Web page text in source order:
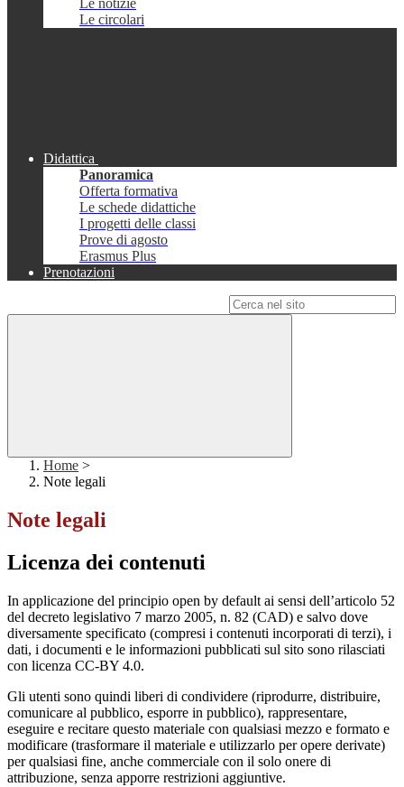
Le notizie
Le circolari
Didattica
Panoramica
Offerta formativa
Le schede didattiche
I progetti delle classi
Prove di agosto
Erasmus Plus
Prenotazioni
Home >
Note legali
Note legali
Licenza dei contenuti
In applicazione del principio open by default ai sensi dell’articolo 52
del decreto legislativo 7 marzo 2005, n. 82 (CAD) e salvo dove
diversamente specificato (compresi i contenuti incorporati di terzi), i
dati, i documenti e le informazioni pubblicati sul sito sono rilasciati
con licenza CC-BY 4.0.
Gli utenti sono quindi liberi di condividere (riprodurre, distribuire,
comunicare al pubblico, esporre in pubblico), rappresentare,
eseguire e recitare questo materiale con qualsiasi mezzo e formato e
modificare (trasformare il materiale e utilizzarlo per opere derivate)
per qualsiasi fine, anche commerciale con il solo onere di
attribuzione, senza apporre restrizioni aggiuntive.